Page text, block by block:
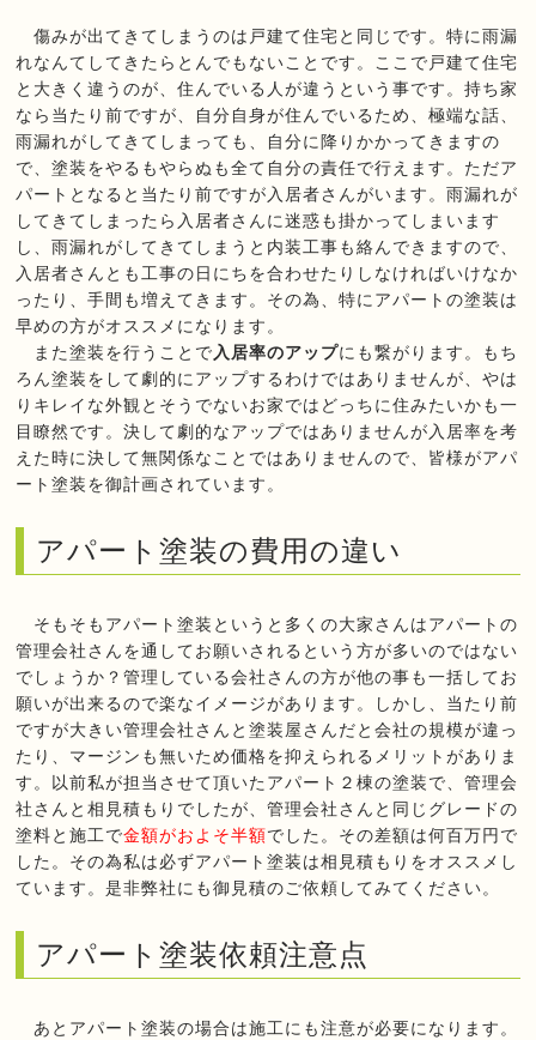
傷みが出てきてしまうのは戸建て住宅と同じです。特に雨漏
れなんてしてきたらとんでもないことです。ここで戸建て住宅
と大きく違うのが、住んでいる人が違うという事です。持ち家
なら当たり前ですが、自分自身が住んでいるため、極端な話、
雨漏れがしてきてしまっても、自分に降りかかってきますの
で、塗装をやるもやらぬも全て自分の責任で行えます。ただア
パートとなると当たり前ですが入居者さんがいます。雨漏れが
してきてしまったら入居者さんに迷惑も掛かってしまいます
し、雨漏れがしてきてしまうと内装工事も絡んできますので、
入居者さんとも工事の日にちを合わせたりしなければいけなか
ったり、手間も増えてきます。その為、特にアパートの塗装は
早めの方がオススメになります。
また塗装を行うことで入居率のアップにも繋がります。もち
ろん塗装をして劇的にアップするわけではありませんが、やは
りキレイな外観とそうでないお家ではどっちに住みたいかも一
目瞭然です。決して劇的なアップではありませんが入居率を考
えた時に決して無関係なことではありませんので、皆様がアパ
ート塗装を御計画されています。
アパート塗装の費用の違い
そもそもアパート塗装というと多くの大家さんはアパートの
管理会社さんを通してお願いされるという方が多いのではない
でしょうか？管理している会社さんの方が他の事も一括してお
願いが出来るので楽なイメージがあります。しかし、当たり前
ですが大きい管理会社さんと塗装屋さんだと会社の規模が違っ
たり、マージンも無いため価格を抑えられるメリットがありま
す。以前私が担当させて頂いたアパート２棟の塗装で、管理会
社さんと相見積もりでしたが、管理会社さんと同じグレードの
塗料と施工で金額がおよそ半額でした。その差額は何百万円で
した。その為私は必ずアパート塗装は相見積もりをオススメし
ています。是非弊社にも御見積のご依頼してみてください。
アパート塗装依頼注意点
あとアパート塗装の場合は施工にも注意が必要になります。